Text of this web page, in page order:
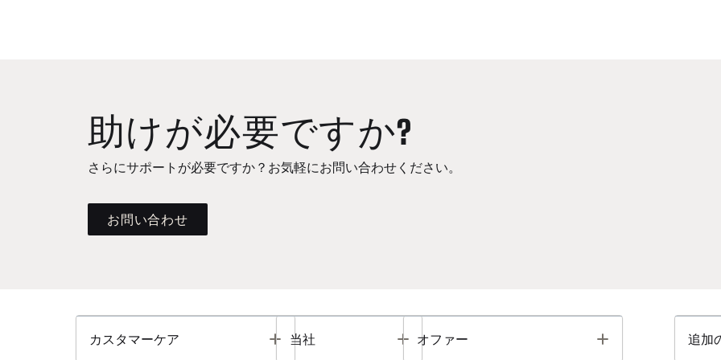
助けが必要ですか?
さらにサポートが必要ですか？お気軽にお問い合わせください。
お問い合わせ
カスタマーケア Toggle
当社 Toggle
オファー Toggle 追加